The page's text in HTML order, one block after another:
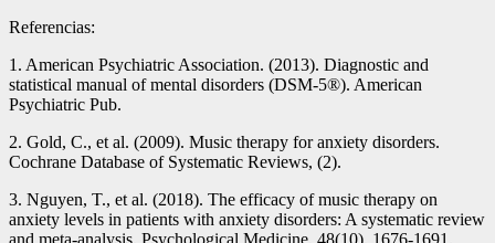
Referencias:
1. American Psychiatric Association. (2013). Diagnostic and
statistical manual of mental disorders (DSM-5®). American
Psychiatric Pub.
2. Gold, C., et al. (2009). Music therapy for anxiety disorders.
Cochrane Database of Systematic Reviews, (2).
3. Nguyen, T., et al. (2018). The efficacy of music therapy on
anxiety levels in patients with anxiety disorders: A systematic review
and meta-analysis. Psychological Medicine, 48(10), 1676-1691.